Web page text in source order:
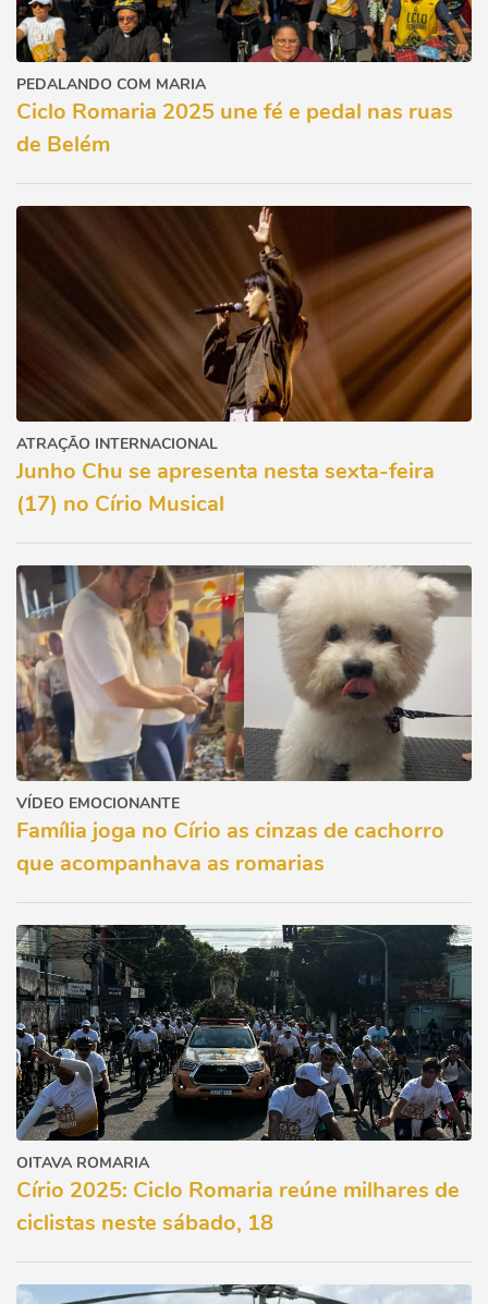
PEDALANDO COM MARIA
Ciclo Romaria 2025 une fé e pedal nas ruas
de Belém
ATRAÇÃO INTERNACIONAL
Junho Chu se apresenta nesta sexta-feira
(17) no Círio Musical
VÍDEO EMOCIONANTE
Família joga no Círio as cinzas de cachorro
que acompanhava as romarias
OITAVA ROMARIA
Círio 2025: Ciclo Romaria reúne milhares de
ciclistas neste sábado, 18